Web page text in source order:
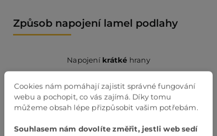
Způsob napojení lamel podlahy
Napojení krátké hrany
Cookies nám pomáhají zajistit správné fungování
webu a pochopit, co vás zajímá. Díky tomu
můžeme obsah lépe přizpůsobit vašim potřebám.
Souhlasem nám dovolíte změřit, jestli web sedí